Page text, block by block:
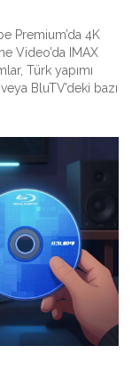
Premium’da 4K
Video’da IMAX
Türk yapımı
BluTV’deki bazı